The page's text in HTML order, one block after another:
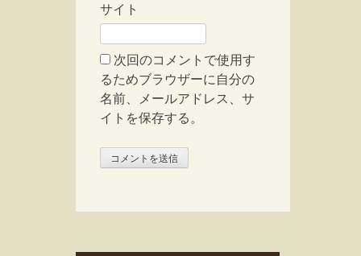
サイト
次回のコメントで使用す
るためブラウザーに自分の
名前、メールアドレス、サ
イトを保存する。